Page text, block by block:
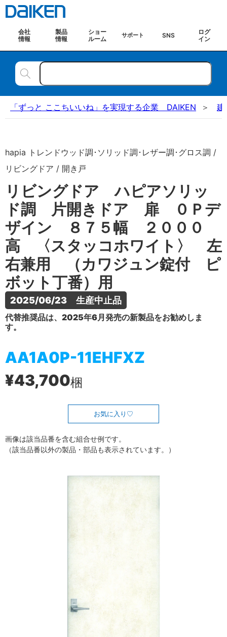
会社
情報
製品
情報
ショー
ルーム
サポート SNS
ログ
イン
「ずっと ここちいいね」を実現する企業 DAIKEN 建
hapia トレンドウッド調･ソリッド調･レザー調･グロス調 /
リビングドア / 開き戸
リビングドア ハピアソリッ
ド調 片開きドア 扉 ０Ｐデ
ザイン ８７５幅 ２０００
高 〈スタッコホワイト〉 左
右兼用 （カワジュン錠付 ピ
ボット丁番）用
2025/06/23　生産中止品
代替推奨品は、2025年6月発売の新製品をお勧めしま
す。
AA1A0P-11EHFXZ
¥43,700梱
お気に入り
画像は該当品番を含む組合せ例です。
（該当品番以外の製品・部品も表示されています。）